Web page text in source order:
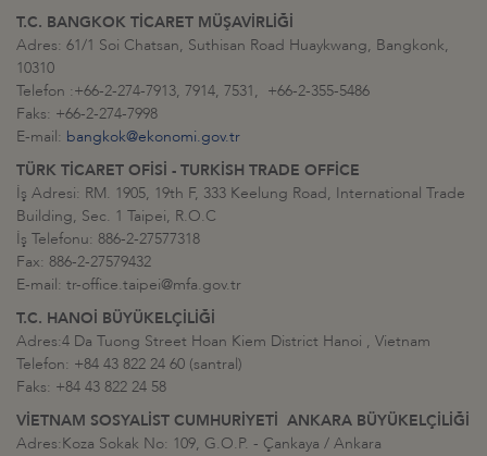
T.C. BANGKOK TİCARET MÜŞAVİRLİĞİ
Adres: 61/1 Soi Chatsan, Suthisan Road Huaykwang, Bangkonk,
10310
Telefon :+66-2-274-7913, 7914, 7531, +66-2-355-5486
Faks: +66-2-274-7998
E-mail: bangkok@ekonomi.gov.tr
TÜRK TİCARET OFİSİ - TURKİSH TRADE OFFİCE
İş Adresi: RM. 1905, 19th F, 333 Keelung Road, International Trade
Building, Sec. 1 Taipei, R.O.C
İş Telefonu: 886-2-27577318
Fax: 886-2-27579432
E-mail: tr-office.taipei@mfa.gov.tr
T.C. HANOİ BÜYÜKELÇİLİĞİ
Adres:4 Da Tuong Street Hoan Kiem District Hanoi , Vietnam
Telefon: +84 43 822 24 60 (santral)
Faks: +84 43 822 24 58
VİETNAM SOSYALİST CUMHURİYETİ ANKARA BÜYÜKELÇİLİĞİ
Adres:Koza Sokak No: 109, G.O.P. - Çankaya / Ankara